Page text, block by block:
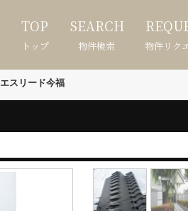
TOP
トップ
SEARCH
物件検索 物件リク
エスリード今福